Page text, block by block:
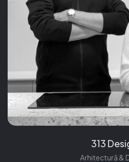
313
Arhitectură &